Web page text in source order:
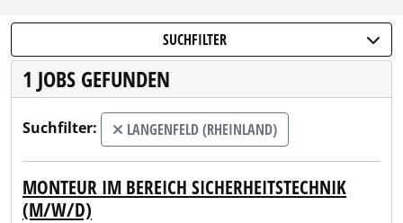
SUCHFILTER
1 JOBS GEFUNDEN
Suchfilter: LANGENFELD (RHEINLAND)
MONTEUR IM BEREICH SICHERHEITSTECHNIK
(M/W/D)